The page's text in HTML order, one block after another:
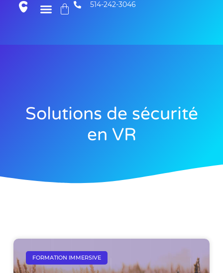
514-242-3046
Solutions de sécurité
en VR
FORMATION IMMERSIVE